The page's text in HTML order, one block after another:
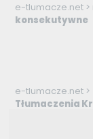
e-tlumacze.net >
konsekutywne
e-tlumacze.net >
Tłumaczenia